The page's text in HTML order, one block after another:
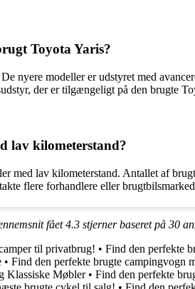
Toyota Yaris?
nyere modeller er udstyret med
der er tilgængeligt på den brugte
lav kilometerstand?
med lav kilometerstand. Antallet af
flere forhandlere eller
fået4.3 stjerner baseret på 30
til privatbrug! • Find den perfekte
• Find den perfekte brugte campingvogn
Klassiske Møbler• Find den perfekte